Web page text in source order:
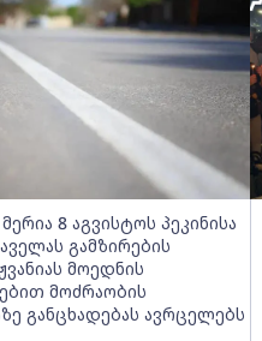
8 აგვისტოს პეკინისა
გამზირების
მოედნის
მოძრაობის
განცხადებას ავრცელებს